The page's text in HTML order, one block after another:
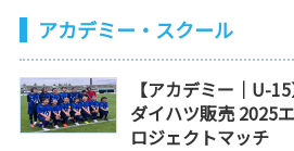
アカデミー・スクール
【アカデミー｜U-
ダイハツ販売 2025
ロジェクトマッチ